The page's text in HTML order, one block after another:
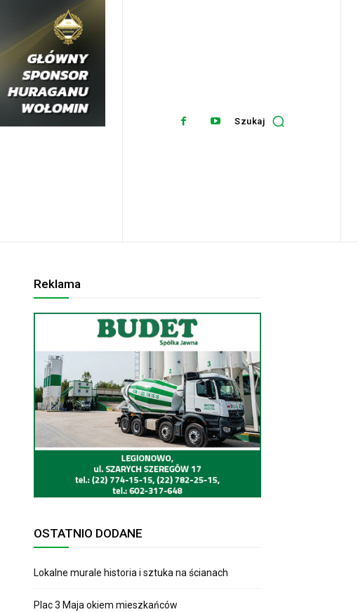
Szukaj
Reklama
OSTATNIO DODANE
Lokalne murale historia i sztuka na ścianach
Plac 3 Maja okiem mieszkańców